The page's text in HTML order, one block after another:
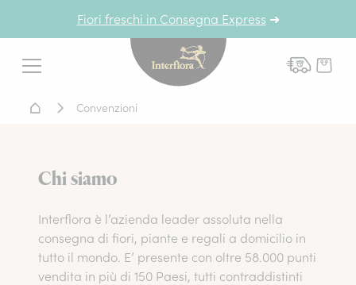
Fiori freschi in Consegna Express ➜
Menu
Interflora - fiori a
Home - Fiori a domicilio
Convenzioni
Chi siamo
Interflora è l’azienda leader assoluta nella
consegna di fiori, piante e regali a domicilio in
tutto il mondo. E’ presente con oltre 58.000 punti
vendita in più di 150 Paesi, tutti contraddistinti